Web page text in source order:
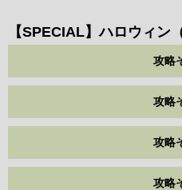
【SPECIAL】ハロウィン
攻略
攻略
攻略
攻略